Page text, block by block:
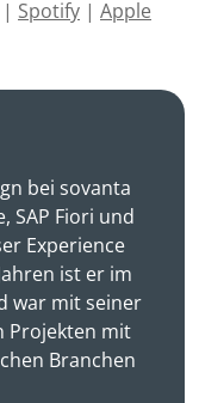
| Spotify | Apple
bei sovanta
SAP Fiori und
Experience
ist er im
war mit seiner
Projekten mit
Branchen